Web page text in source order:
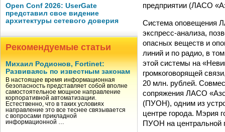
Open Conf 2026: UserGate
представил свое видение
архитектуры сетевого доверия
Рекомендуемые статьи
Михаил Родионов, Fortinet:
Развиваясь по известным законам
В настоящее время информационная
безопасность представляет собой вполне
самостоятельное мощное направление
корпоративной автоматизации.
Естественно, что в таких условиях
направление это все теснее связывается
с вопросами прикладной
информационной …
предприятии (ЛАСО
Система оповещения
экспресс-анализа,
опасных веществ и
линий и по радио, в
этой системы на
громкоговорящей
20 млн. рублей.
сопряжения ЛАСО
(ПУОН), одним из
центре города. Мэрия
ПУОН на центральной